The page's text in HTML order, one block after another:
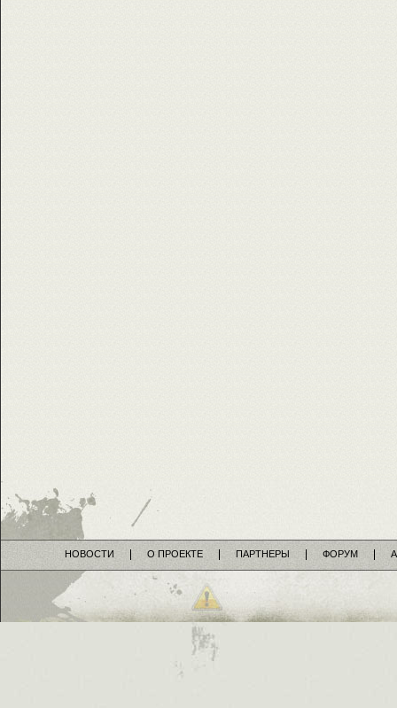
НОВОСТИ О ПРОЕКТЕ ПАРТНЕРЫ ФОРУМ